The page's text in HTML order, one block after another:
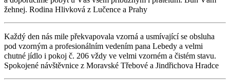
žehnej. Rodina Hlivková z Lučence a Prahy
Každý den nás mile překvapovala vzorná a usmívající se obsluha
pod vzorným a profesionálním vedením pana Lebedy a velmi
chutné jídlo i pokoj č. 206 vždy ve velmi vzorném a čistém stavu.
Spokojené návštěvnice z Moravské Třebové a Jindřichova Hradce